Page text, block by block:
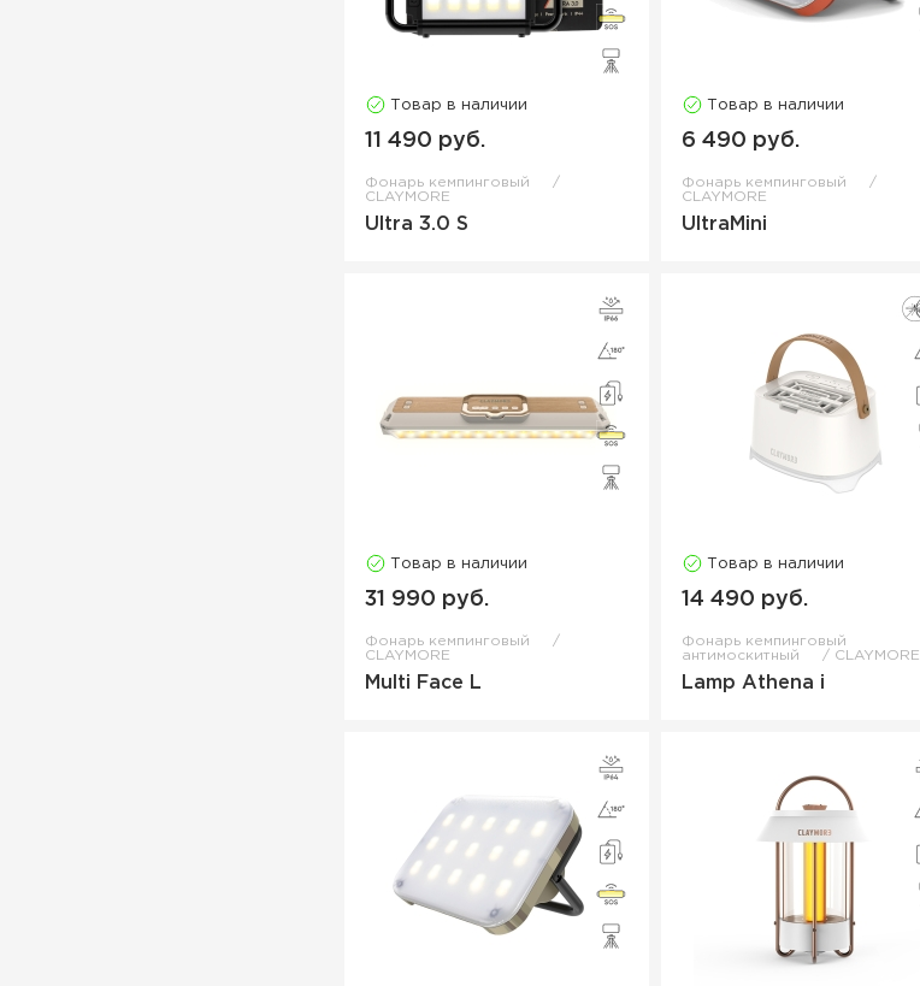
Товар в наличии
11 490 руб.
Фонарь кемпинговый
CLAYMORE
Ultra 3.0 S
Товар в наличии
6 490 руб.
Фонарь кемпинговый
CLAYMORE
UltraMini
Товар в наличии
31 990 руб.
Фонарь кемпинговый
CLAYMORE
Multi Face L
Товар в наличии
14 490 руб.
Фонарь кемпинговый
антимоскитный
CLAYMORE
Lamp Athena i